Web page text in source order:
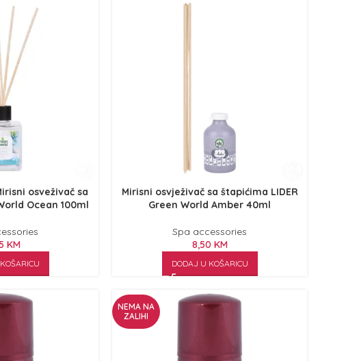
osveživač sa
Ocean 100ml
KM
Mirisni osvježivač sa štapićima LIDER
Green World Amber 40ml
Spa accessories
8,50 KM
DODAJ U KOŠARICU
NEMA NA
ZALIHI